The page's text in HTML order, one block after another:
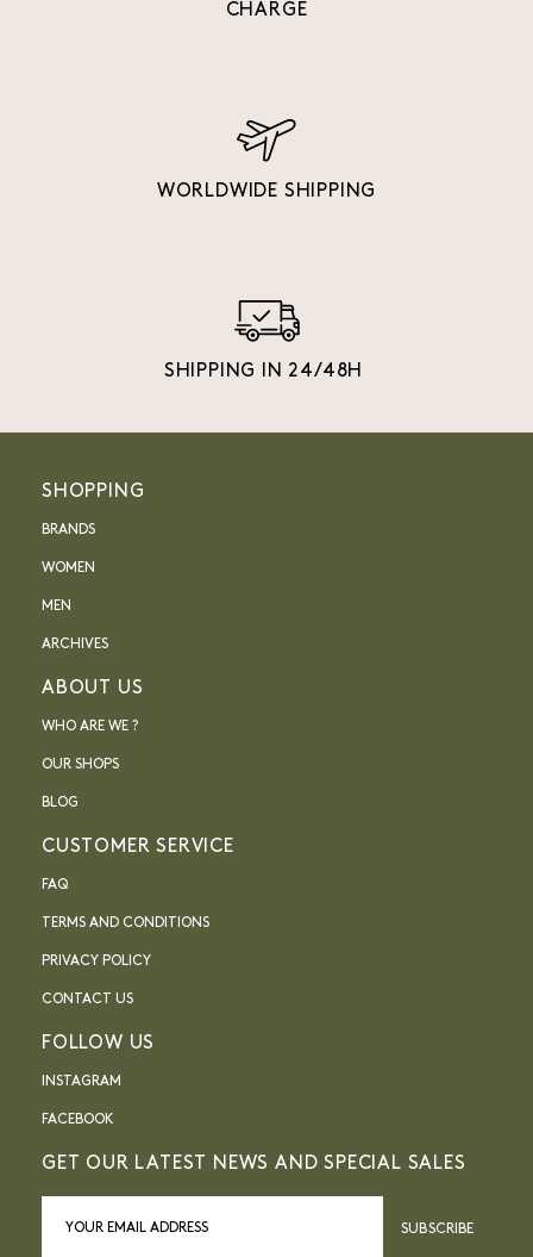
CHARGE
WORLDWIDE SHIPPING
SHIPPING IN 24/48H
SHOPPING
BRANDS
WOMEN
MEN
ARCHIVES
ABOUT US
WHO ARE WE ?
OUR SHOPS
BLOG
CUSTOMER SERVICE
FAQ
TERMS AND CONDITIONS
PRIVACY POLICY
CONTACT US
FOLLOW US
INSTAGRAM
FACEBOOK
GET OUR LATEST NEWS AND SPECIAL SALES
SUBSCRIBE